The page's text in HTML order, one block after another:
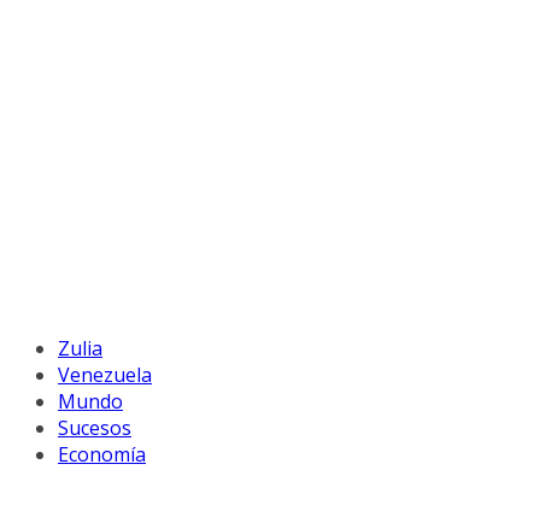
Zulia
Venezuela
Mundo
Sucesos
Economía